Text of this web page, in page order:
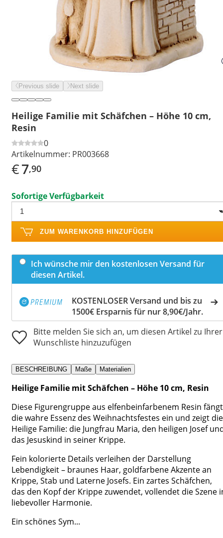
Previous slide Next slide
Heilige Familie mit Schäfchen – Höhe 10 cm,
Resin
0
Artikelnummer: PR003668
€7,90
Sofortige Verfügbarkeit
ZUM WARENKORB HINZUFÜGEN
Ich wünsche mir den kostenlosen Versand für
diesen Artikel.
KOSTENLOSER Versand und bis zu
1500€ Ersparnis für nur 8,90€/Jahr.
Bitte melden Sie sich an, um diesen Artikel zu Ihrer
Wunschliste hinzuzufügen
BESCHREIBUNG Maße Materialien
Heilige Familie mit Schäfchen – Höhe 10 cm, Resin
Diese Figurengruppe aus elfenbeinfarbenem Resin fängt
die wahre Essenz des Weihnachtsfestes ein und zeigt die
Heilige Familie: die Jungfrau Maria, den heiligen Josef
das Jesuskind in seiner Krippe.
Fein kolorierte Details verleihen der Darstellung
Lebendigkeit – braunes Haar, goldfarbene Akzente an
Krippe, Stab und Laterne Josefs. Ein zartes Schäfchen,
das den Kopf der Krippe zuwendet, vollendet die Szene
liebevoller Harmonie.
Ein schönes Sym...